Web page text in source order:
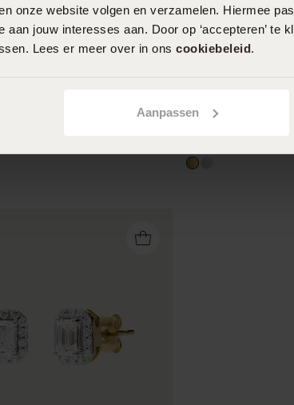
onze website volgen en verzamelen. Hiermee
aan jouw interesses aan. Door op ‘accepteren’ te
Lees er meer over in ons cookiebeleid.
Aanpassen
dames